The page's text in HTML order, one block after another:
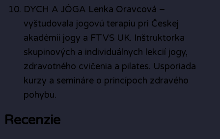
DYCH A JÓGA Lenka Oravcová –
vyštudovala jogovú terapiu pri Českej
akadémii jogy a FTVS UK. Inštruktorka
skupinových a individuálnych lekcií jogy,
zdravotného cvičenia a pilates. Usporiada
kurzy a semináre o princípoch zdravého
pohybu.
Recenzie